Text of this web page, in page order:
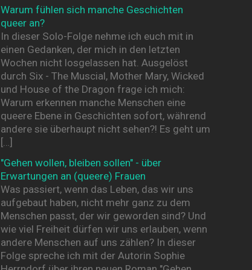
Warum fühlen sich manche Geschichten
queer an?
In dieser Solo-Folge nehme ich euch mit in
einen Gedanken, der mich in den letzten
Wochen nicht losgelassen hat. Ausgelöst
durch Six - The Muscial, Mother Mary, Wicked
und House of the Dragon frage ich mich:
Warum erkennen manche Menschen eine
queere Ebene in Geschichten sofort, während
andere sie überhaupt nicht sehen?! Es geht um
[…]
"Gehen wollen, bleiben sollen" - über
Erwartungen an (queere) Frauen
Was passiert, wenn das Leben, das wir uns
aufgebaut haben, nicht mehr ganz zu dem
Menschen passt, der wir geworden sind? Und
wie viel Freiheit dürfen wir uns erlauben, wenn
andere Menschen auf uns zählen? In dieser
Folge spreche ich mit der Autorin Sophie